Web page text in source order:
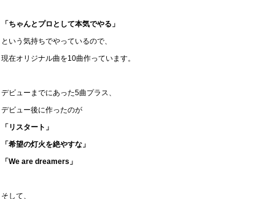
「ちゃんとプロとして本気でやる」
という気持ちでやっているので、
現在オリジナル曲を10曲作っています。
デビューまでにあった5曲プラス、
デビュー後に作ったのが
「リスタート」
「希望の灯火を絶やすな」
「We are dreamers」
そして、